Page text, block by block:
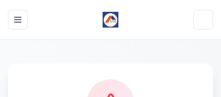
Toggle navigation menu